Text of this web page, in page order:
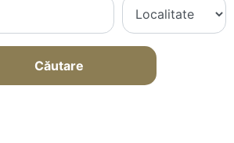
Căutare